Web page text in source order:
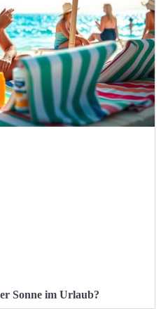
Sonne im Urlaub?